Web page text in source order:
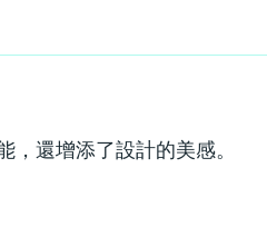
還增添了設計的美感。